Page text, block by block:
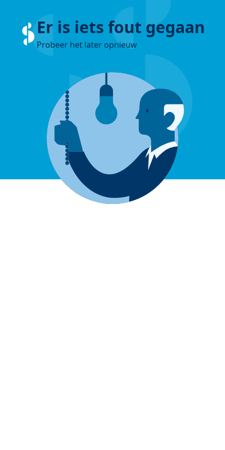
Er is iets fout gegaan
Probeer het later opnieuw